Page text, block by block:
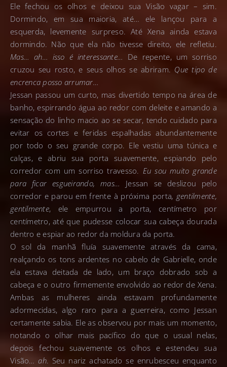
Ele fechou os olhos e deixou sua Visão vagar – sim.
Dormindo, em sua maioria, até… ele lançou para a
esquerda, levemente surpreso. Até Xena ainda estava
dormindo. Não que ela não tivesse direito, ele refletiu.
Mas… ah… isso é interessante… De repente, um sorriso
cruzou seu rosto, e seus olhos se abriram. Que tipo de
encrenca posso arrumar…
Jessan passou um curto, mas divertido tempo na área de
banho, espirrando água ao redor com deleite e amando a
sensação do linho macio ao se secar, tendo cuidado para
evitar os cortes e feridas espalhadas abundantemente
por todo o seu grande corpo. Ele vestiu uma túnica e
calças, e abriu sua porta suavemente, espiando pelo
corredor com um sorriso travesso. Eu sou muito grande
para ficar esgueirando, mas…
Jessan se deslizou pelo
corredor e parou em frente à próxima porta, gentilmente,
gentilmente, ele empurrou a porta, centímetro por
centímetro, até que pudesse colocar sua cabeça dourada
dentro e espiar ao redor da moldura da porta.
O sol da manhã fluía suavemente através da cama,
realçando os tons ardentes no cabelo de Gabrielle, onde
ela estava deitada de lado, um braço dobrado sob a
cabeça e o outro firmemente envolvido ao redor de Xena.
Ambas as mulheres ainda estavam profundamente
adormecidas, algo raro para a guerreira, como Jessan
certamente sabia. Ele as observou por mais um momento,
notando o olhar mais pacífico do que o usual nelas,
depois fechou suavemente os olhos e estendeu sua
Visão…ah. Seu nariz achatado se enrubesceu enquanto